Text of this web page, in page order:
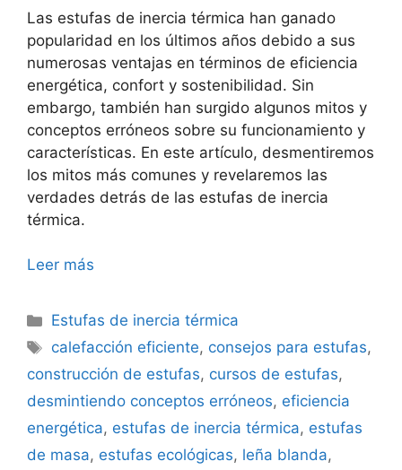
Las estufas de inercia térmica han ganado
popularidad en los últimos años debido a sus
numerosas ventajas en términos de eficiencia
energética, confort y sostenibilidad. Sin
embargo, también han surgido algunos mitos y
conceptos erróneos sobre su funcionamiento y
características. En este artículo, desmentiremos
los mitos más comunes y revelaremos las
verdades detrás de las estufas de inercia
térmica.
Leer más
Categorías
Estufas de inercia térmica
Etiquetas
calefacción eficiente, consejos para estufas,
construcción de estufas, cursos de estufas,
desmintiendo conceptos erróneos, eficiencia
energética, estufas de inercia térmica, estufas
de masa, estufas ecológicas, leña blanda,